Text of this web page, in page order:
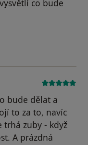
co bude
účet byl odstraněn
bude dělat a
to za to, navíc
trhá zuby - když
A prázdná